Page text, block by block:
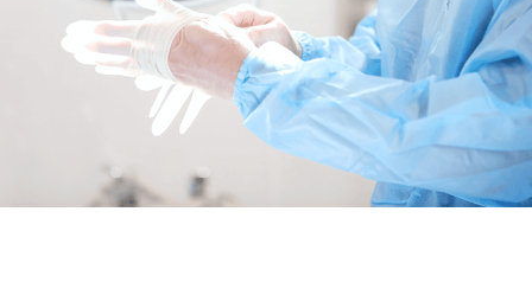
水光注射
キューブライト
刺青除去
刺青（タトゥー）除去